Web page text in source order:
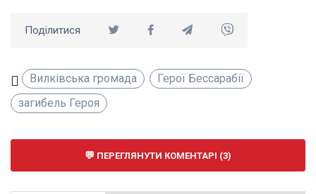
Поділитися
Вилківська громада
Герої Бессарабії
загибель Героя
ПЕРЕГЛЯНУТИ КОМЕНТАРІ (3)